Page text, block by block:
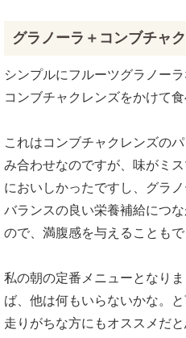
グラノーラ＋コンブチャ
シンプルにフルーツグラノー
コンブチャクレンズをかけて
これはコンブチャクレンズの
み合わせなのですが、味がミ
においしかったですし、グラ
バランスの良い栄養補給につ
ので、満腹感を与えることもで
私の朝の定番メニューとなり
ば、他は何もいらないかな。
走りがちな方にもオススメだ